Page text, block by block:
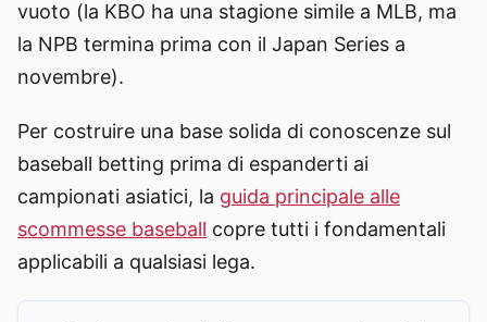
vuoto (la KBO ha una stagione simile a MLB, ma
la NPB termina prima con il Japan Series a
novembre).
Per costruire una base solida di conoscenze sul
baseball betting prima di espanderti ai
campionati asiatici, la guida principale alle
scommesse baseball copre tutti i fondamentali
applicabili a qualsiasi lega.